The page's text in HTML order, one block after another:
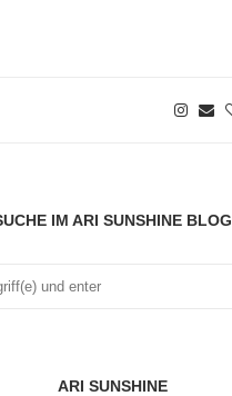
IM ARI SUNSHINE BLOG
ARI SUNSHINE